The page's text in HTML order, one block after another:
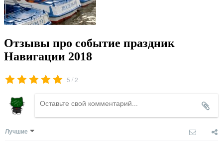
Отзывы про событие праздник
Навигации 2018
5 /2
Лучшие